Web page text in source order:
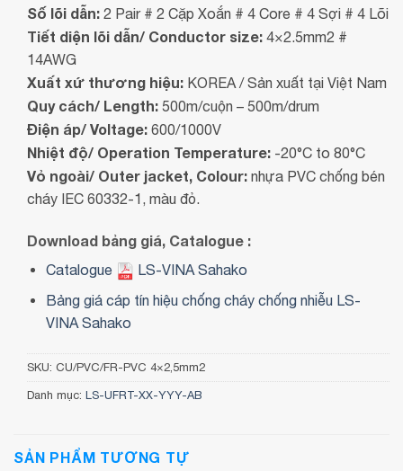
Số lõi dẫn: 2 Pair # 2 Cặp Xoắn # 4 Core # 4 Sợi # 4 Lõi
Tiết diện lõi dẫn/ Conductor size: 4×2.5mm2 #
14AWG
Xuất xứ thương hiệu: KOREA / Sản xuất tại Việt Nam
Quy cách/ Length: 500m/cuộn – 500m/drum
Điện áp/ Voltage: 600/1000V
Nhiệt độ/ Operation Temperature: -20°C to 80°C
Vỏ ngoài/ Outer jacket, Colour: nhựa PVC chống bén
cháy IEC 60332-1, màu đỏ.
Download bảng giá, Catalogue :
Catalogue
LS-VINA Sahako
Bảng giá cáp tín hiệu chống cháy chống nhiễu LS-
VINA Sahako
SKU: CU/PVC/FR-PVC 4×2,5mm2
Danh mục: LS-UFRT-XX-YYY-AB
SẢN PHẨM TƯƠNG TỰ